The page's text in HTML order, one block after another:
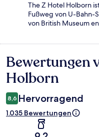
The Z Hotel Holborn
Fußweg von U-Bahn-
von British Museum
Bewertungen
Bewertungen
Holborn
8,6 Hervorragend
1.035 Bewertungen